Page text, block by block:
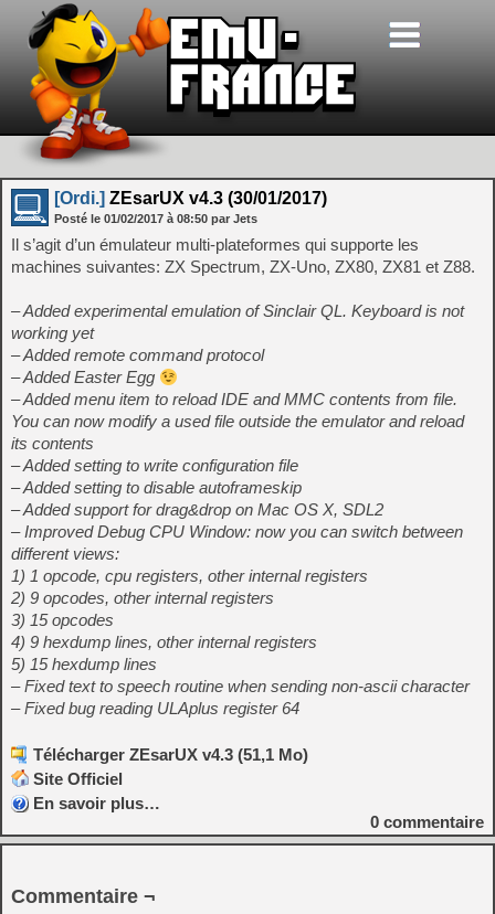
[Ordi.] ZEsarUX v4.3 (30/01/2017)
Posté le 01/02/2017 à 08:50 par Jets
Il s’agit d’un émulateur multi-plateformes qui supporte les
machines suivantes: ZX Spectrum, ZX-Uno, ZX80, ZX81 et Z88.
– Added experimental emulation of Sinclair QL. Keyboard is not
working yet
– Added remote command protocol
– Added Easter Egg
– Added menu item to reload IDE and MMC contents from file.
You can now modify a used file outside the emulator and reload
its contents
– Added setting to write configuration file
– Added setting to disable autoframeskip
– Added support for drag&drop on Mac OS X, SDL2
– Improved Debug CPU Window: now you can switch between
different views:
1) 1 opcode, cpu registers, other internal registers
2) 9 opcodes, other internal registers
3) 15 opcodes
4) 9 hexdump lines, other internal registers
5) 15 hexdump lines
– Fixed text to speech routine when sending non-ascii character
– Fixed bug reading ULAplus register 64
Télécharger ZEsarUX v4.3 (51,1 Mo)
Site Officiel
En savoir plus…
0 commentaire
Commentaire ¬